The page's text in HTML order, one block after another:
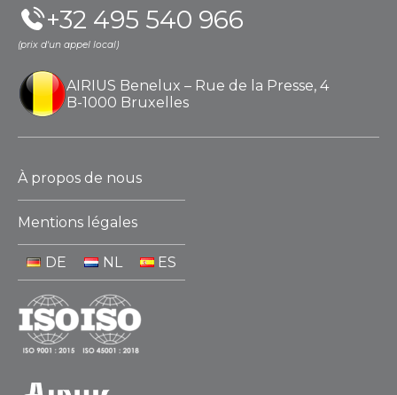
+32 495 540 966
(prix d'un appel local)
AIRIUS Benelux – Rue de la Presse, 4
B-1000 Bruxelles
À propos de nous
Mentions légales
DE NL ES